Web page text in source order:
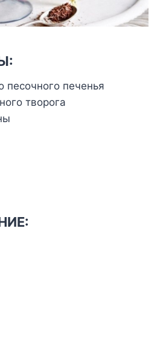
песочного печенья
творога